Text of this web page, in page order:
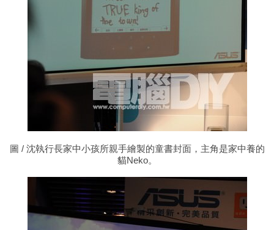
圖 / 沈執行長家中小孩所親手繪製的童書封面，主角是家中養的
貓Neko。